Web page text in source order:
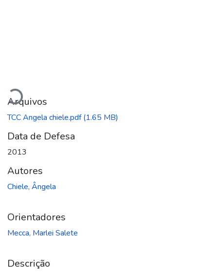
Carregando...
Arquivos
TCC Angela chiele.pdf(1.65 MB)
Data de Defesa
2013
Autores
Chiele, Ângela
Orientadores
Mecca, Marlei Salete
Descrição